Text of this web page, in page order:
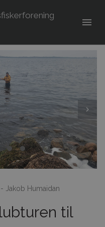
menu
Jakob Humaidan
til